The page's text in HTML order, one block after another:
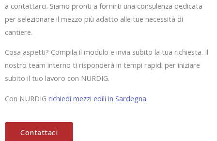
a contattarci. Siamo pronti a fornirti una consulenza dedicata
per selezionare il mezzo più adatto alle tue necessità di
cantiere.
Cosa aspetti? Compila il modulo e invia subito la tua richiesta. Il
nostro team interno ti risponderà in tempi rapidi per iniziare
subito il tuo lavoro con NURDIG.
Con NURDIG richiedi mezzi edili in Sardegna.
Contattaci